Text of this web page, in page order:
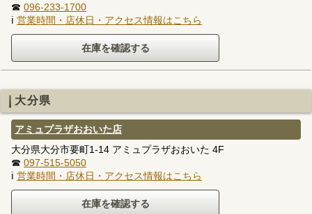
☎ 096-233-1700
ℹ 営業時間・店休日・アクセス情報はこちら
大分県
アミュプラザおおいた店
大分県大分市要町1-14 アミュプラザおおいた 4F
☎ 097-515-5050
ℹ 営業時間・店休日・アクセス情報はこちら